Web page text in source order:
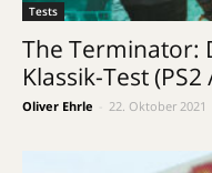
Tests
The Terminator:
Klassik-Test (PS2
Oliver Ehrle 22. Oktober 2021